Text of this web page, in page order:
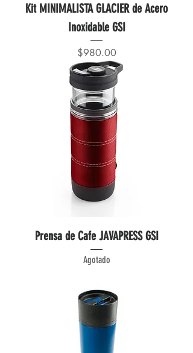
Kit MINIMALISTA GLACIER de Acero
Inoxidable GSI
Precio
$980.00
Prensa de Cafe JAVAPRESS GSI
Agotado